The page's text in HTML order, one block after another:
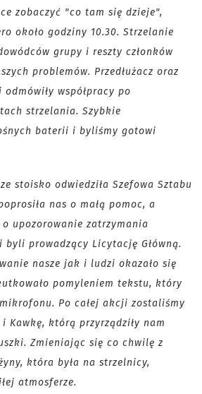
zobaczyć "co tam się dzieje",
około godziny 10.30. Strzelanie
grupy i reszty członków
problemów. Przedłużacz oraz
współpracy po
strzelania. Szybkie
baterii i byliśmy gotowi
stoisko odwiedziła Szefowa Sztabu
nas o małą pomoc, a
upozorowanie zatrzymania
prowadzący Licytację Główną.
nasze jak i ludzi okazało się
pomyleniem tekstu, który
Po całej akcji zostaliśmy
Kawkę, którą przyrządziły nam
Zmieniając się co chwilę z
która była na strzelnicy,
atmosferze.